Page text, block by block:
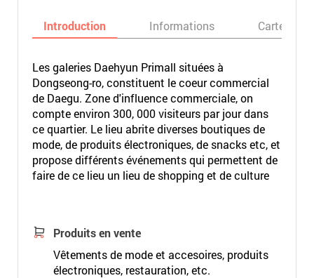
Introduction Informations Carte
Les galeries Daehyun Primall situées à
Dongseong-ro, constituent le coeur commercial
de Daegu. Zone d'influence commerciale, on
compte environ 300, 000 visiteurs par jour dans
ce quartier. Le lieu abrite diverses boutiques de
mode, de produits électroniques, de snacks etc, et
propose différents événements qui permettent de
faire de ce lieu un lieu de shopping et de culture
Produits en vente
Vêtements de mode et accesoires, produits
électroniques, restauration, etc.